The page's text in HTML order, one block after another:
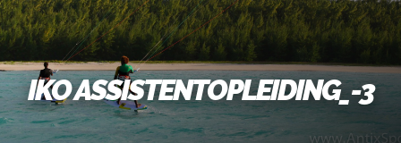
IKO ASSISTENTOPLEIDING_-3